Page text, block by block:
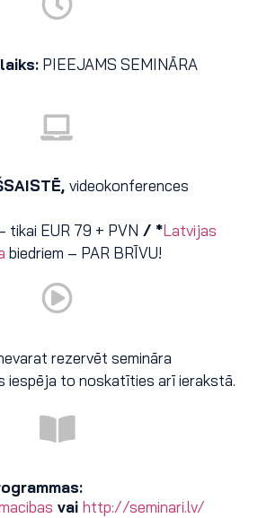
PIEEJAMS SEMINĀRA
videokonferences
tikai EUR 79 + PVN / *Latvijas
biedriem – PAR BRĪVU!
rezervēt semināra
iespēja to noskatīties arī ierakstā.
vai http://seminari.lv/